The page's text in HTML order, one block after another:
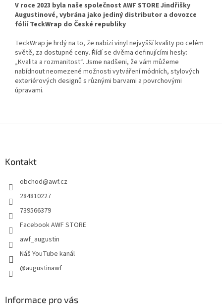
V roce 2023 byla naše společnost AWF STORE Jindřišky
Augustinové, vybrána jako jediný distributor a dovozce
fólií TeckWrap do České republiky
TeckWrap je hrdý na to, že nabízí vinyl nejvyšší kvality po celém
světě, za dostupné ceny. Řídí se dvěma definujícími hesly:
„Kvalita a rozmanitost“. Jsme nadšeni, že vám můžeme
nabídnout neomezené možnosti vytváření módních, stylových
exteriérových designů s různými barvami a povrchovými
úpravami.
Kontakt
obchod@awf.cz
284810227
739566379
Facebook AWF STORE
awf_augustin
Náš YouTube kanál
@augustinawf
Informace pro vás